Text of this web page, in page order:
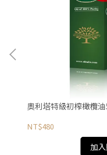
奧利塔特級初榨橄欖
NT$480
加